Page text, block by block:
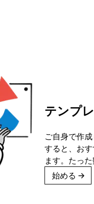
テンプ
ご自身で作
すると、お
ます。たっ
始める →